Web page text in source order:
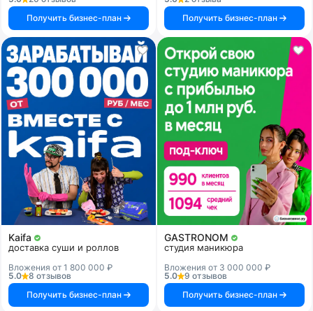
Получить бизнес-план
Получить бизнес-план
Kaifa
доставка суши и роллов
Вложения от 1 800 000 ₽
5.0
8 отзывов
Получить бизнес-план
GASTRONOM
студия маникюра
Вложения от 3 000 000 ₽
5.0
9 отзывов
Получить бизнес-план